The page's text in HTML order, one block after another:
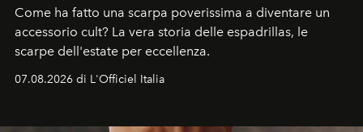
Come ha fatto una scarpa poverissima a diventare un
accessorio cult? La vera storia delle espadrillas, le
scarpe dell'estate per eccellenza.
07.08.2026 di L'Officiel Italia